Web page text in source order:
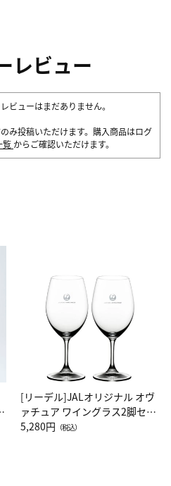
レビュー
ビューはまだありません。
み投稿いただけます。購入商品はログ
覧 からご確認いただけます。
[リーデル]JALオリジナル オヴ
ァチュア ワイングラス2脚セッ
ト（レッドワイン）
5,280円 （税込）